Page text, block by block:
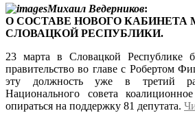
Михаил Ведерников:
О СОСТАВЕ НОВОГО КАБИНЕТА
СЛОВАЦКОЙ РЕСПУБЛИКИ.
23 марта в Словацкой Республике
правительство во главе с Робертом
эту должность уже в третий
Национального совета
опираться на поддержку 81 депутата.